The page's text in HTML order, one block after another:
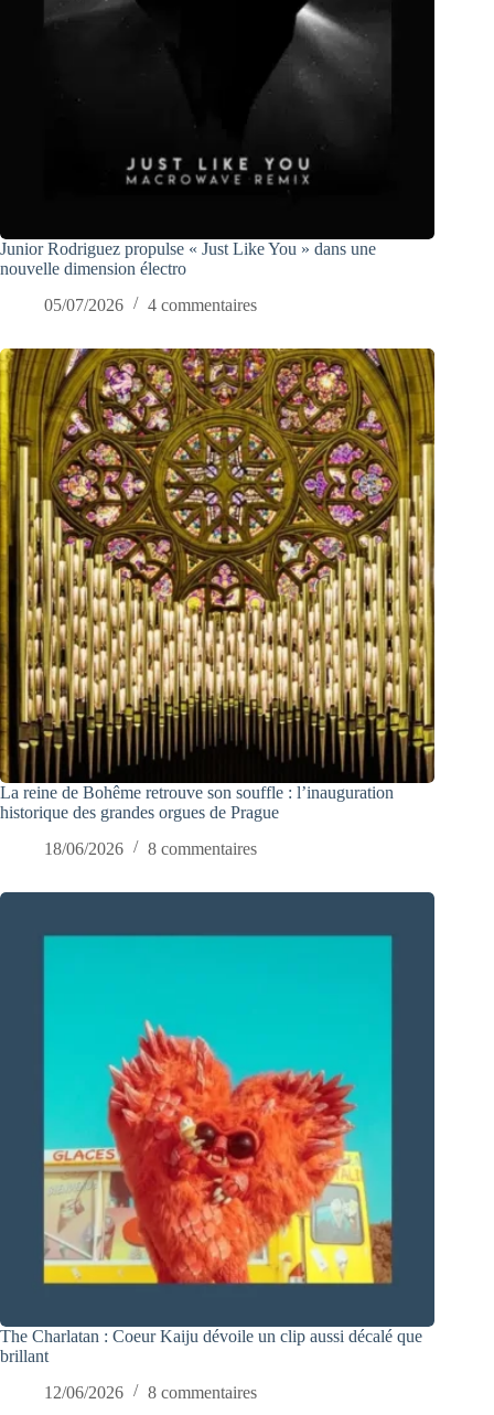
Junior Rodriguez propulse « Just Like You » dans une
nouvelle dimension électro
05/07/2026
4 commentaires
La reine de Bohême retrouve son souffle : l’inauguration
historique des grandes orgues de Prague
18/06/2026
8 commentaires
The Charlatan : Coeur Kaiju dévoile un clip aussi décalé que
brillant
12/06/2026
8 commentaires